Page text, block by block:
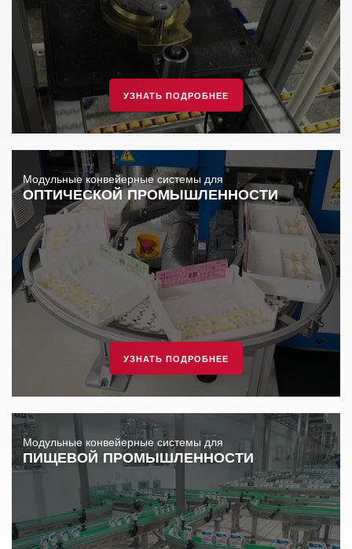
УЗНАТЬ ПОДРОБНЕЕ
Модульные конвейерные системы для
ОПТИЧЕСКОЙ ПРОМЫШЛЕННОСТИ
УЗНАТЬ ПОДРОБНЕЕ
Модульные конвейерные системы для
ПИЩЕВОЙ ПРОМЫШЛЕННОСТИ